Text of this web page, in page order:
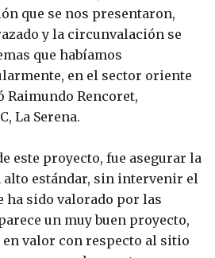
que se nos presentaron,
y la circunvalación se
que habíamos
en el sector oriente
Raimundo Rencoret,
La Serena.
este proyecto, fue asegurar la
alto estándar, sin intervenir el
ha sido valorado por las
un muy buen proyecto,
en valor con respecto al sitio